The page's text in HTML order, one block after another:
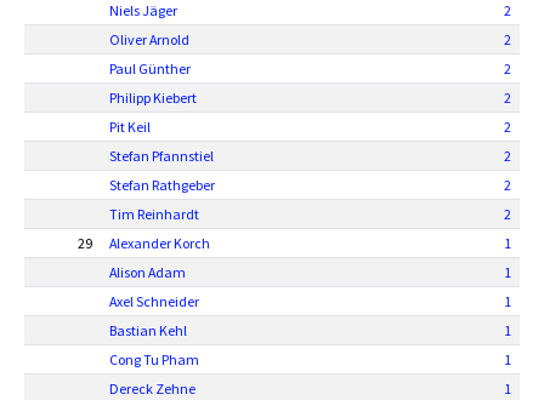
Niels Jäger
2
Oliver Arnold
2
Paul Günther
2
Philipp Kiebert
2
Pit Keil
2
Stefan Pfannstiel
2
Stefan Rathgeber
2
Tim Reinhardt
2
29
Alexander Korch
1
Alison Adam
1
Axel Schneider
1
Bastian Kehl
1
Cong Tu Pham
1
Dereck Zehne
1